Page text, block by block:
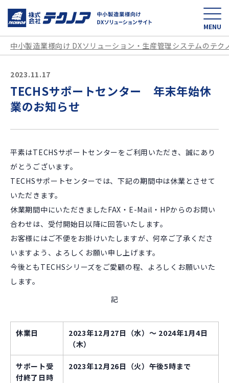
中小製造業様向け
MENU
中小製造業様向け DXソリューション・生産管理システムのテク
2023.11.17
TECHSサポートセンター 年末年始休
業のお知らせ
平素はTECHSサポートセンターをご利用いただき、誠にあり
がとうございます。
TECHSサポートセンターでは、下記の期間中は休業とさせて
いただきます。
休業期間中にいただきましたFAX・E-Mail・HPからのお問い
合わせは、受付開始日以降に回答いたします。
お客様にはご不便をお掛けいたしますが、何卒ご了承くださ
いますよう、よろしくお願い申し上げます。
今後ともTECHSシリーズをご愛顧の程、よろしくお願いいた
します。
記
休業日
2023年12月27日（水）～ 2024年1月4日
（木）
サポート受
付終了日時
2023年12月26日（火）午後5時まで